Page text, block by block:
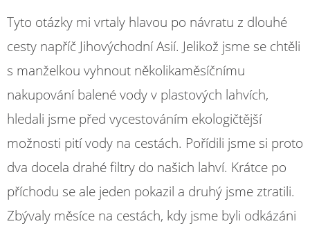
Tyto otázky mi vrtaly hlavou po návratu z dlouhé
cesty napříč Jihovýchodní Asií. Jelikož jsme se chtěli
s manželkou vyhnout několikaměsíčnímu
nakupování balené vody v plastových lahvích,
hledali jsme před vycestováním ekologičtější
možnosti pití vody na cestách. Pořídili jsme si proto
dva docela drahé filtry do našich lahví. Krátce po
příchodu se ale jeden pokazil a druhý jsme ztratili.
Zbývaly měsíce na cestách, kdy jsme byli odkázáni